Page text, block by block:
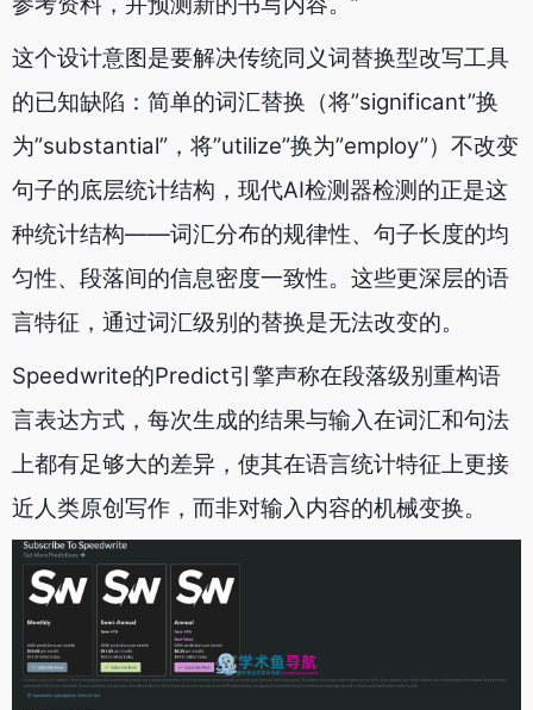
这个设计意图是要解决传统同义词替换型改写工具
的已知缺陷：简单的词汇替换（将”significant”换
为”substantial”，将”utilize”换为”employ”）不改变
句子的底层统计结构，现代AI检测器检测的正是这
种统计结构——词汇分布的规律性、句子长度的均
匀性、段落间的信息密度一致性。这些更深层的语
言特征，通过词汇级别的替换是无法改变的。
Speedwrite的Predict引擎声称在段落级别重构语
言表达方式，每次生成的结果与输入在词汇和句法
上都有足够大的差异，使其在语言统计特征上更接
近人类原创写作，而非对输入内容的机械变换。